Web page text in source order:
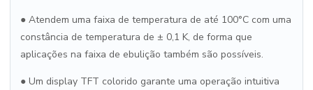
● Atendem uma faixa de temperatura de até 100°C com uma
constância de temperatura de ± 0,1 K, de forma que
aplicações na faixa de ebulição também são possíveis.
● Um display TFT colorido garante uma operação intuitiva